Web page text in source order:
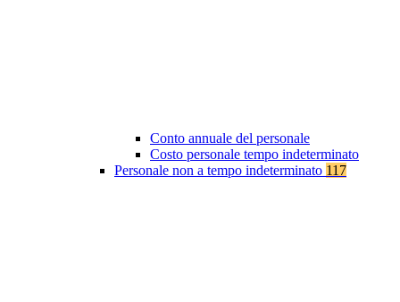
Conto annuale del personale
Costo personale tempo indeterminato
Personale non a tempo indeterminato 117